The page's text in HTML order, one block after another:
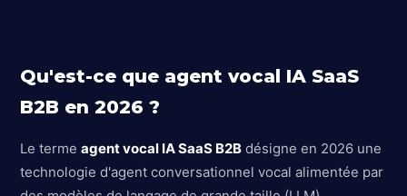
Qu'est-ce que agent vocal IA SaaS
B2B en 2026 ?
Le termeagent vocal IA SaaS B2B désigne en 2026 une
technologie d'agent conversationnel vocal alimentée par